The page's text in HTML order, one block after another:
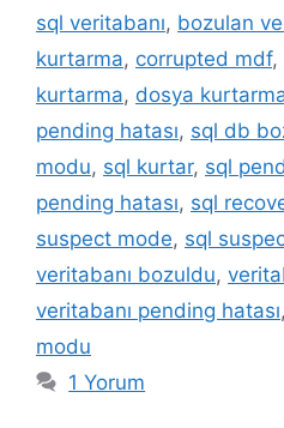
sql veritabanı, bozulan
kurtarma, corrupted mdf,
kurtarma, dosya
pending hatası, sql db
modu, sql kurtar, sql
pending hatası, sql
suspect mode, sql
veritabanı bozuldu,
veritabanı pending hatası,
modu
1 Yorum